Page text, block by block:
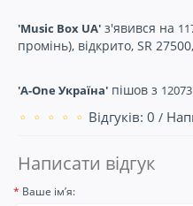
'Music Box UA' з'явився на
промінь), відкрито, SR
'A-One Україна' пішов з
Відгуків: 0 /
Написати відгук
Ваше ім’я: